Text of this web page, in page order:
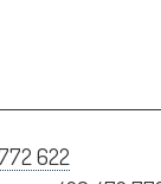
622